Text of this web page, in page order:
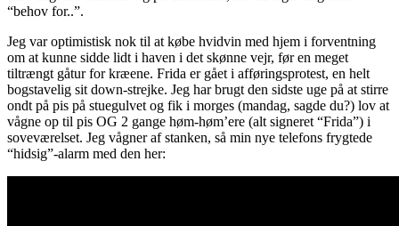
“behov for..”.
Jeg var optimistisk nok til at købe hvidvin med hjem i forventning
om at kunne sidde lidt i haven i det skønne vejr, før en meget
tiltrængt gåtur for kræene. Frida er gået i afføringsprotest, en helt
bogstavelig sit down-strejke. Jeg har brugt den sidste uge på at stirre
ondt på pis på stuegulvet og fik i morges (mandag, sagde du?) lov at
vågne op til pis OG 2 gange høm-høm’ere (alt signeret “Frida”) i
soveværelset. Jeg vågner af stanken, så min nye telefons frygtede
“hidsig”-alarm med den her: